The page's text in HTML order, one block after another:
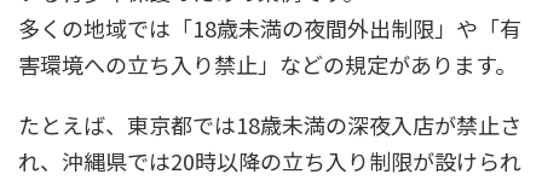
多くの地域では「18歳未満の夜間外出制限」や「有
害環境への立ち入り禁止」などの規定があります。
たとえば、東京都では18歳未満の深夜入店が禁止さ
れ、沖縄県では20時以降の立ち入り制限が設けられ